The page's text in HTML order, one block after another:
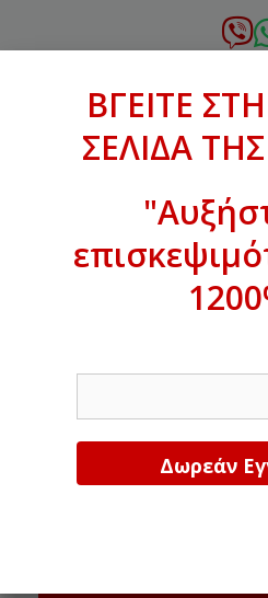
σε
ΒΓΕΙΤΕ ΣΤΗΝ
ΒΓΕΙΤΕ
ΣΕΛΙΔΑ